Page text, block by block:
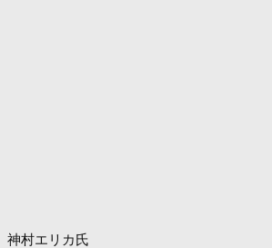
神村エリカ氏